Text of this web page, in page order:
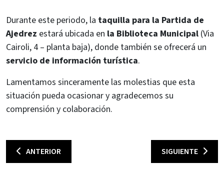
Durante este periodo, la taquilla para la Partida de
Ajedrez estará ubicada en la Biblioteca Municipal (Via
Cairoli, 4 – planta baja), donde también se ofrecerá un
servicio de información turística.
Lamentamos sinceramente las molestias que esta
situación pueda ocasionar y agradecemos su
comprensión y colaboración.
ANTERIOR SIGUIENTE